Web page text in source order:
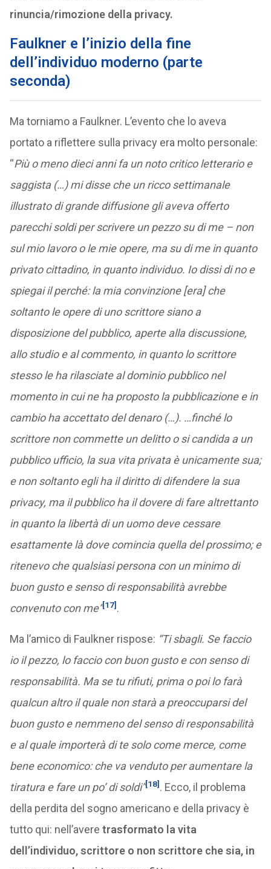
rinuncia/rimozione della privacy.
Faulkner e l’inizio della fine
dell’individuo moderno (parte
seconda)
Ma torniamo a Faulkner. L’evento che lo aveva
portato a riflettere sulla privacy era molto personale:
“Più o meno dieci anni fa un noto critico letterario e
saggista (…) mi disse che un ricco settimanale
illustrato di grande diffusione gli aveva offerto
parecchi soldi per scrivere un pezzo su di me – non
sul mio lavoro o le mie opere, ma su di me in quanto
privato cittadino, in quanto individuo. Io dissi di no e
spiegai il perché: la mia convinzione [era] che
soltanto le opere di uno scrittore siano a
disposizione del pubblico, aperte alla discussione,
allo studio e al commento, in quanto lo scrittore
stesso le ha rilasciate al dominio pubblico nel
momento in cui ne ha proposto la pubblicazione e in
cambio ha accettato del denaro (…). …finché lo
scrittore non commette un delitto o si candida a un
pubblico ufficio, la sua vita privata è unicamente sua;
e non soltanto egli ha il diritto di difendere la sua
privacy, ma il pubblico ha il dovere di fare altrettanto
in quanto la libertà di un uomo deve cessare
esattamente là dove comincia quella del prossimo; e
ritenevo che qualsiasi persona con un minimo di
buon gusto e senso di responsabilità avrebbe
convenuto con me”[17] .
Ma l’amico di Faulkner rispose: “Ti sbagli. Se faccio
io il pezzo, lo faccio con buon gusto e con senso di
responsabilità. Ma se tu rifiuti, prima o poi lo farà
qualcun altro il quale non starà a preoccuparsi del
buon gusto e nemmeno del senso di responsabilità
e al quale importerà di te solo come merce, come
bene economico: che va venduto per aumentare la
tiratura e fare un po’ di soldi”[18] . Ecco, il problema
della perdita del sogno americano e della privacy è
tutto qui: nell’avere trasformato la vita
dell’individuo, scrittore o non scrittore che sia, in